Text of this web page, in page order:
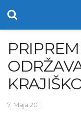
7. Maja 2011.